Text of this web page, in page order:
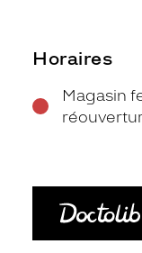
Horaires
Magasin